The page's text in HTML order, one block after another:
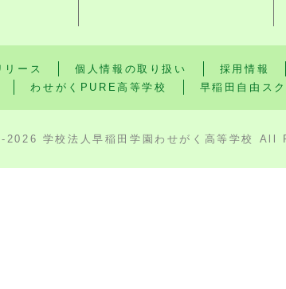
リース 個人情報の取り扱い 採用情報
わせがくPURE高等学校
早稲田自由ス
2026 学校法人早稲田学園わせがく高等学校